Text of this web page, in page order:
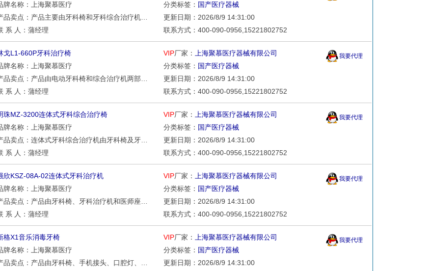
牌名称：上海聚慕医疗
分类标签： 国产医疗器械
更新日期：2026/8/9 14:31:00
系 人：蒲经理
联系方式：400-090-0956,15221802752
戈L1-660P牙科治疗椅 VIP厂家：
上海聚慕医疗器械有限公司
牌名称：上海聚慕医疗
分类标签： 国产医疗器械
更新日期：2026/8/9 14:31:00
系 人：蒲经理
联系方式：400-090-0956,15221802752
我要代理
珠MZ-3200连体式牙科综合治疗椅 VIP厂家：
上海聚慕医疗器械有限公司
牌名称：上海聚慕医疗
分类标签： 国产医疗器械
更新日期：2026/8/9 14:31:00
系 人：蒲经理
联系方式：400-090-0956,15221802752
我要代理
欣KSZ-08A-02连体式牙科治疗机 VIP厂家：
上海聚慕医疗器械有限公司
牌名称：上海聚慕医疗
分类标签： 国产医疗器械
更新日期：2026/8/9 14:31:00
系 人：蒲经理
联系方式：400-090-0956,15221802752
我要代理
格X1音乐消毒牙椅 VIP厂家：
上海聚慕医疗器械有限公司
牌名称：上海聚慕医疗
分类标签： 国产医疗器械
更新日期：2026/8/9 14:31:00
我要代理